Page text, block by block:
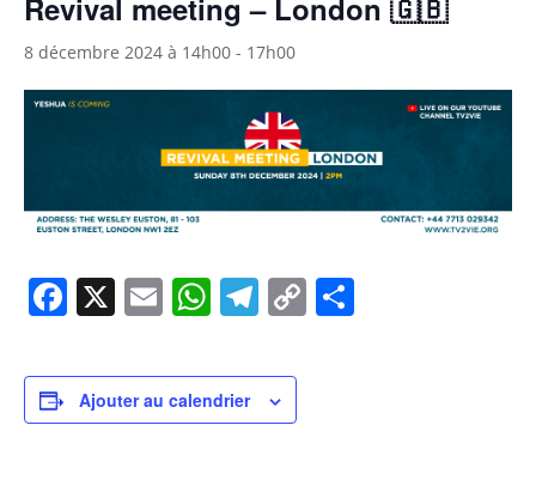
Revival meeting – London 🇬🇧
8 décembre 2024 à 14h00 - 17h00
Facebook
X EmailWhatsApp
Telegram
Copy
Link
Ajouter au calendrier